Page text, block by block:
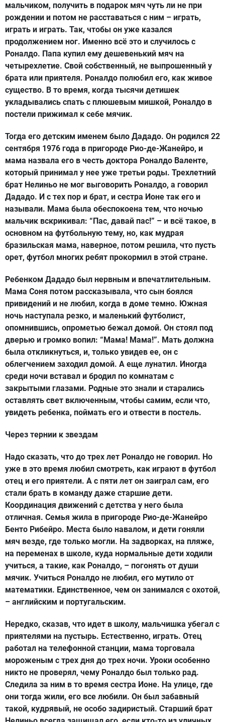
мальчиком, получить в подарок мяч чуть ли не при
рождении и потом не расставаться с ним – играть,
играть и играть. Так, чтобы он уже казался
продолжением ног. Именно всё это и случилось с
Роналдо. Папа купил ему дешевенький мяч на
четырехлетие. Свой собственный, не выпрошенный у
брата или приятеля. Роналдо полюбил его, как живое
существо. В то время, когда тысячи детишек
укладывались спать с плюшевым мишкой, Роналдо в
постели прижимал к себе мячик.
Тогда его детским именем было Дададо. Он родился 22
сентября 1976 года в пригороде Рио-де-Жанейро, и
мама назвала его в честь доктора Роналдо Валенте,
который принимал у нее уже третьи роды. Трехлетний
брат Нелиньо не мог выговорить Роналдо, а говорил
Дададо. И с тех пор и брат, и сестра Ионе так его и
называли. Мама была обеспокоена тем, что ночью
мальчик вскрикивал: “Пас, давай пас!” – и всё такое, в
основном на футбольную тему, но, как мудрая
бразильская мама, наверное, потом решила, что пусть
орет, футбол многих ребят прокормил в этой стране.
Ребенком Дададо был нервным и впечатлительным.
Мама Соня потом рассказывала, что сын боялся
привидений и не любил, когда в доме темно. Южная
ночь наступала резко, и маленький футболист,
опомнившись, опрометью бежал домой. Он стоял под
дверью и громко вопил: “Мама! Мама!”. Мать должна
была откликнуться, и, только увидев ее, он с
облегчением заходил домой. А еще лунатил. Иногда
среди ночи вставал и бродил по комнатам с
закрытыми глазами. Родные это знали и старались
оставлять свет включенным, чтобы самим, если что,
увидеть ребенка, поймать его и отвести в постель.
Через тернии к звездам
Надо сказать, что до трех лет Роналдо не говорил. Но
уже в это время любил смотреть, как играют в футбол
отец и его приятели. А с пяти лет он заиграл сам, его
стали брать в команду даже старшие дети.
Координация движений с детства у него была
отличная. Семья жила в пригороде Рио-де-Жанейро
Бенто Рибейро. Места было навалом, и дети гоняли
мяч везде, где только могли. На задворках, на пляже,
на переменах в школе, куда нормальные дети ходили
учиться, а такие, как Роналдо, – погонять от души
мячик. Учиться Роналдо не любил, его мутило от
математики. Единственное, чем он занимался с охотой,
– английским и португальским.
Нередко, сказав, что идет в школу, мальчишка убегал с
приятелями на пустырь. Естественно, играть. Отец
работал на телефонной станции, мама торговала
мороженым с трех дня до трех ночи. Уроки особенно
никто не проверял, чему Роналдо был только рад.
Следила за ним в то время сестра Ионе. На улице, где
они тогда жили, его все любили. Он был забавный
такой, кудрявый, не особо задиристый. Старший брат